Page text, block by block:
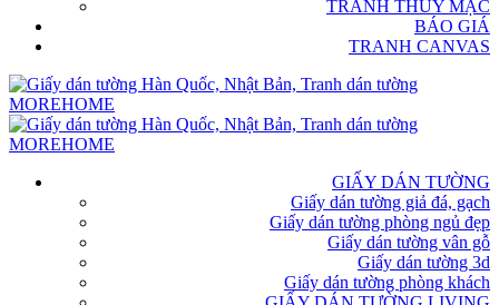
TRANH THỦY MẶC
BÁO GIÁ
TRANH CANVAS
GIẤY DÁN TƯỜNG
Giấy dán tường giả đá, gạch
Giấy dán tường phòng ngủ đẹp
Giấy dán tường vân gỗ
Giấy dán tường 3d
Giấy dán tường phòng khách